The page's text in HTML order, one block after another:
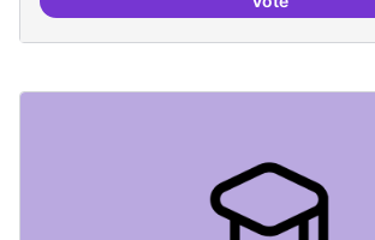
Treball en